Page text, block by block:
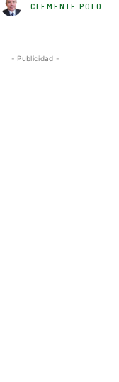
CLEMENTE POLO
- Publicidad -